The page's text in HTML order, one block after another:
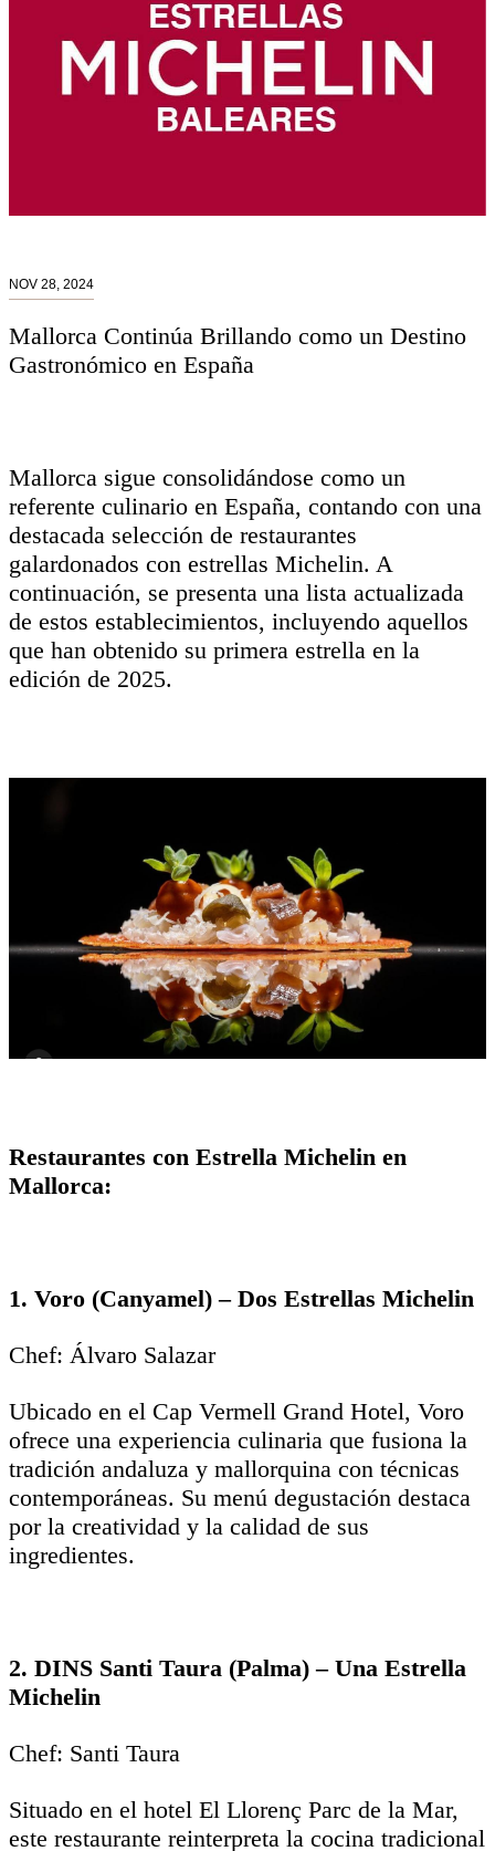
NOV 28, 2024
Mallorca Continúa Brillando como un Destino
Gastronómico en España
Mallorca sigue consolidándose como un
referente culinario en España, contando con una
destacada selección de restaurantes
galardonados con estrellas Michelin. A
continuación, se presenta una lista actualizada
de estos establecimientos, incluyendo aquellos
que han obtenido su primera estrella en la
edición de 2025.
Restaurantes con Estrella Michelin en
Mallorca:
1. Voro (Canyamel) – Dos Estrellas Michelin
Chef: Álvaro Salazar
Ubicado en el Cap Vermell Grand Hotel, Voro
ofrece una experiencia culinaria que fusiona la
tradición andaluza y mallorquina con técnicas
contemporáneas. Su menú degustación destaca
por la creatividad y la calidad de sus
ingredientes.
2. DINS Santi Taura (Palma) – Una Estrella
Michelin
Chef: Santi Taura
Situado en el hotel El Llorenç Parc de la Mar,
este restaurante reinterpreta la cocina tradicional